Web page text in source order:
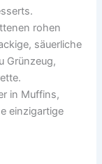
rohen
säuerliche
Grünzeug,
in Muffins,
einzigartige